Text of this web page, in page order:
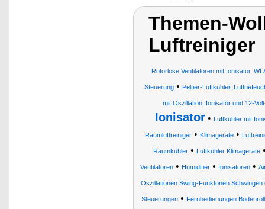
Themen-
Luftreiniger
Rotorlose Ventilatoren mit Ionisator,
Steuerung• Peltier-Luftkühler,
mit Oszillation, Ionisator und 12-
Ionisator • Luftkühler mit
Raumluftreiniger • Klimageräte •
Raumkühler• Luftkühler Klimageräte
Ventilatoren• Humidifier• Ionisatoren•
Oszillationen Swing-Funktonen
Steuerungen• Fernbedienungen